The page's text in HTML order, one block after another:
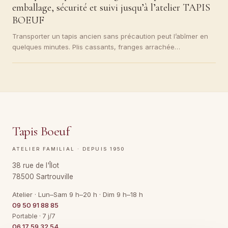
emballage, sécurité et suivi jusqu’à l’atelier TAPIS
BOEUF
Transporter un tapis ancien sans précaution peut l’abîmer en
quelques minutes. Plis cassants, franges arrachée…
Tapis Boeuf
ATELIER FAMILIAL · DEPUIS 1950
38 rue de l'Îlot
78500 Sartrouville
Atelier · Lun–Sam 9 h–20 h · Dim 9 h–18 h
09 50 91 88 85
Portable · 7 j/7